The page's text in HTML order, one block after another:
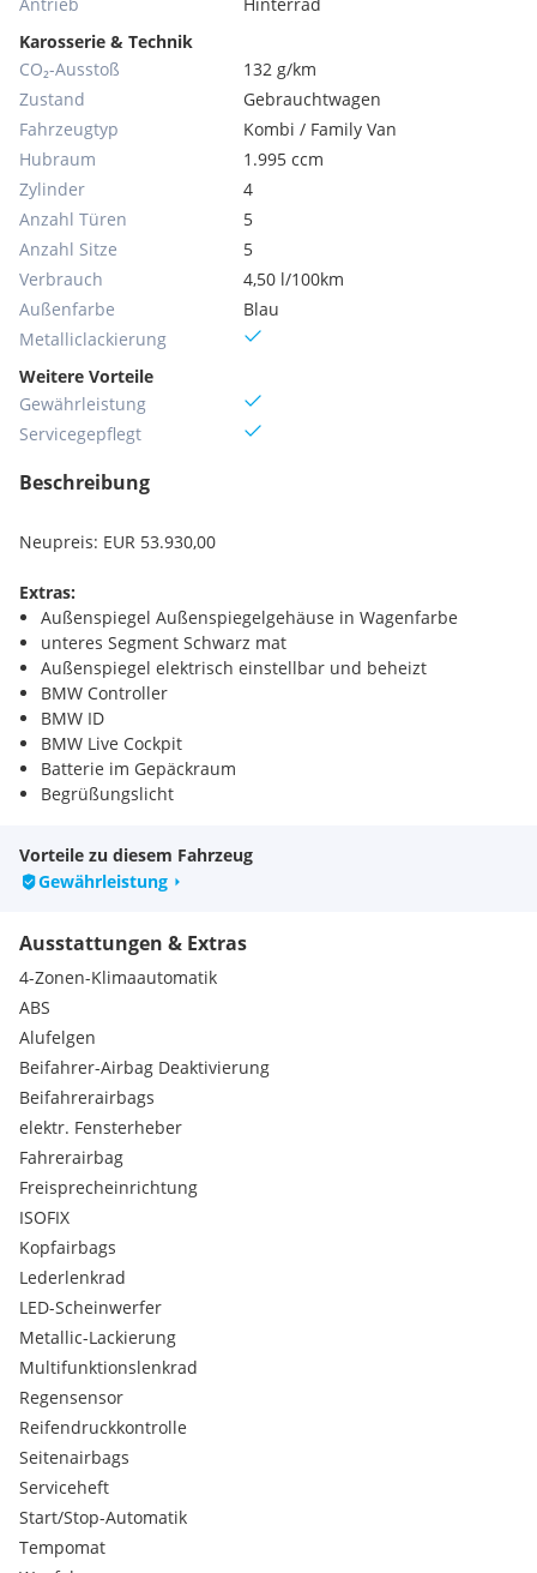
Karosserie & Technik
CO₂-Ausstoß
132 g/km
Zustand
Gebrauchtwagen
Fahrzeugtyp
Kombi / Family Van
Hubraum
1.995 ccm
Zylinder
4
Anzahl Türen
5
Anzahl Sitze
5
Verbrauch
4,50 l/100km
Außenfarbe
Blau
Metallic­lackierung
Weitere Vorteile
Gewährleistung
Servicegepflegt
Beschreibung
Neupreis: EUR 53.930,00
Extras:
Außenspiegel Außenspiegelgehäuse in Wagenfarbe
unteres Segment Schwarz mat
Außenspiegel elektrisch einstellbar und beheizt
BMW Controller
BMW ID
BMW Live Cockpit
Batterie im Gepäckraum
Begrüßungslicht
Check-Control
5 Sitzplätze
Condition Based Service
ConnectedDrive Services
Crash-Sensor
Dachzierleisten schwarz
Doppeltonfanfare
Dreipunkt-Sicherheitsgurte
Ablagemöglichkeiten
Dynamische Stabilitäts Control (DSC) mit erweiterten
Umfängen
Einstiegsleisten
vorn mit BMW Schriftzug
Endrohrblenden
sichtbar
Fahrerlebnisschalter
Favoritentasten
Fondkopfstützen klappbar
Fondsitze
Fußmatten in Velours
Gepäckraumleuchte
Gepäckraumtrennnetz
Gesetzlicher Notruf
Getränkehalter
Haltegriffe
Handschuhkasten beleuchtet
Vorteile zu diesem Fahrzeug
Gewährleistung
Ausstattungen & Extras
4-Zonen-Klimaautomatik
ABS
Alufelgen
Beifahrer-Airbag Deaktivierung
Beifahrerairbags
elektr. Fensterheber
Fahrerairbag
Freisprecheinrichtung
ISOFIX
Kopfairbags
Lederlenkrad
LED-Scheinwerfer
Metallic-Lackierung
Multifunktionslenkrad
Regensensor
Reifendruckkontrolle
Seitenairbags
Serviceheft
Start/Stop-Automatik
Tempomat